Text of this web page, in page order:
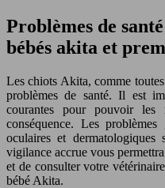
Problèmes de
bébés akita et
Les chiots Akita, comme
problèmes de santé. Il est
courantes pour pouvoir les
conséquence. Les problèmes
oculaires et
vigilance accrue vous
et de consulter votre
bébé Akita.